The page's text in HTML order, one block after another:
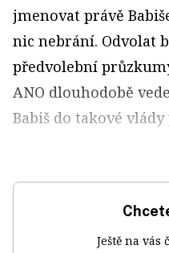
jmenovat právě
nic nebrání. Odvolat
předvolební
ANO dlouhodobě
Babiš do takové
Ještě na vás